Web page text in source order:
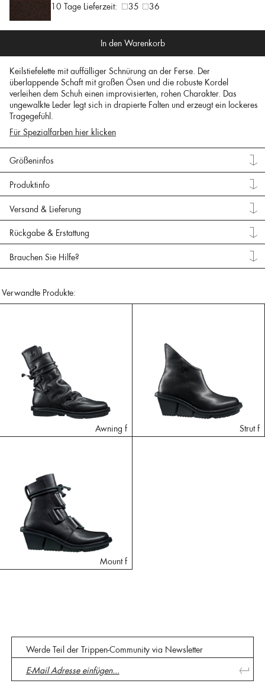
10 Tage Lieferzeit:
35 36
In den Warenkorb
Keilstiefelette mit auffälliger Schnürung an der Ferse. Der
überlappende Schaft mit großen Ösen und die robuste Kordel
verleihen dem Schuh einen improvisierten, rohen Charakter. Das
ungewalkte Leder legt sich in drapierte Falten und erzeugt ein lockeres
Tragegefühl.
Für Spezialfarben hier klicken
Größeninfos
Produktinfo
Versand & Lieferung
Rückgabe & Erstattung
Brauchen Sie Hilfe?
Verwandte Produkte:
Awning f Strut f
Mount f
Werde Teil der Trippen-Community via Newsletter